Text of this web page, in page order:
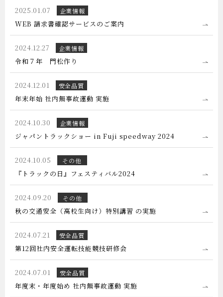
2025.01.07 企業情報
WEB 請求書確認サービスのご案内
2024.12.27 企業情報
令和７年 門松作り
2024.12.01 安全品質
年末年始 社内無事故運動 実施
2024.10.30 企業情報
ジャパントラックショー in Fuji speedway 2024
2024.10.05 その他
『トラックの日』フェスティバル2024
2024.09.20 その他
秋の交通安全（高校生向け）特別講習 の実施
2024.07.21 安全品質
第12回社内安全運転技能競技研修会
2024.07.01 安全品質
年度末・年度始め 社内無事故運動 実施